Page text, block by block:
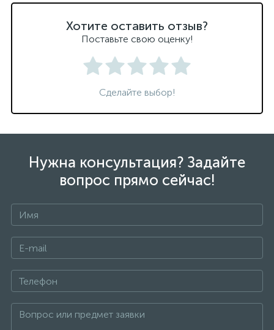
Хотите оставить отзыв?
Поставьте свою оценку!
Сделайте выбор!
Нужна консультация? Задайте
вопрос прямо сейчас!